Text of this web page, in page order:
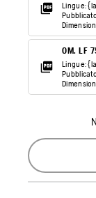
Lingue:
OM. LF
Lingue: